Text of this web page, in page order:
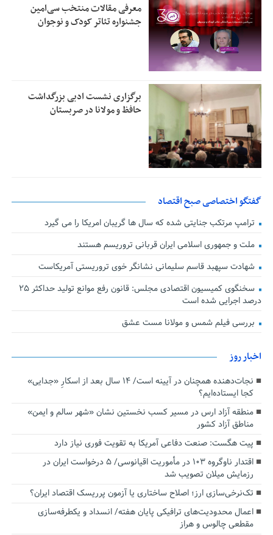
معرفی مقالات منتخب سی‌امین
جشنواره تئاتر کودک و نوجوان
برگزاری نشست ادبی بزرگداشت
حافظ و مولانا در صربستان
گفتگو اختصاصی صبح اقتصاد
ترامپ مرتکب جنایتی شده که سال ها گریبان امریکا را می گیرد
ملت و جمهوری اسلامی ایران قربانی تروریسم هستند
شهادت سپهبد قاسم سلیمانی نشانگر خوی تروریستی آمریکاست
سخنگوی کمیسیون اقتصادی مجلس: قانون رفع موانع تولید حداکثر ۲۵
درصد اجرایی شده است
بررسی فیلم شمس و مولانا مست عشق
اخبار روز
نجات‌دهنده‌ همچنان در آیینه است/ ۱۴ سال بعد از اسکارِ «جدایی»
کجا ایستاده‌ایم؟
منطقه آزاد ارس در مسیر کسب نخستین نشان «شهر سالم و ایمن»
مناطق آزاد کشور
پیت هگست: صنعت دفاعی آمریکا به تقویت فوری نیاز دارد
اقتدار ناوگروه ۱۰۳ در مأموریت‌ اقیانوسی/ ۵ درخواست ایران در
رزمایش میلان تصویب شد
تک‌نرخی‌سازی ارز؛ اصلاح ساختاری یا آزمون پرریسک اقتصاد ایران؟
اعمال محدودیت‌های ترافیکی پایان هفته/ انسداد و یکطرفه‌سازی
مقطعی چالوس و هراز